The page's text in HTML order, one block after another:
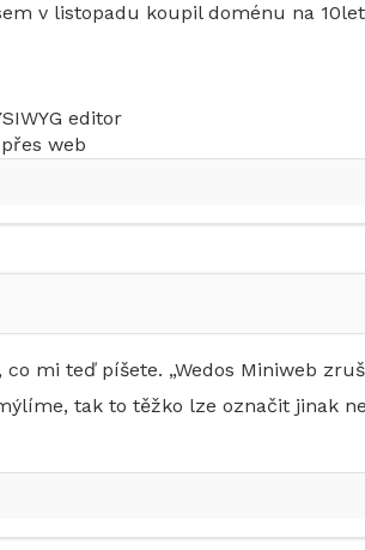
v listopadu koupil doménu na
editor
web
mi teď píšete. „Wedos Miniweb
tak to těžko lze označit jinak